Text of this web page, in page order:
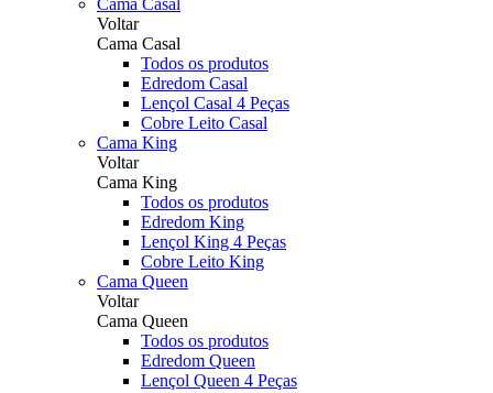
Cama Casal
Voltar
Cama Casal
Todos os produtos
Edredom Casal
Lençol Casal 4 Peças
Cobre Leito Casal
Cama King
Voltar
Cama King
Todos os produtos
Edredom King
Lençol King 4 Peças
Cobre Leito King
Cama Queen
Voltar
Cama Queen
Todos os produtos
Edredom Queen
Lençol Queen 4 Peças